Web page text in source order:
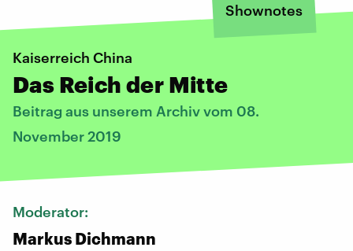
Shownotes
Kaiserreich China
Das Reich der Mitte
Beitrag aus unserem Archiv vom 08.
November 2019
Moderator:
Markus Dichmann